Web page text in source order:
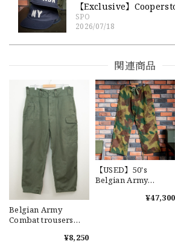
SPO
2026/07/18
又、トートバッグありがとうございま
います。チェーンステッチが雰囲気が
感じが気に入りました。 YouTube 楽
GREEN
2026/07/17
2026/07/17
関連商品
Belgian Army
Combat trousers
コンバットパンツ¥8,250
【USED】50's
Belgian Army
¥47,300